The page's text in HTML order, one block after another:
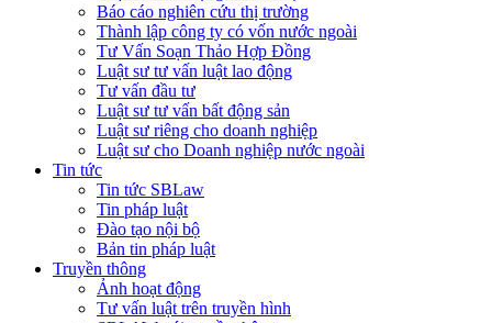
Báo cáo nghiên cứu thị trường
Thành lập công ty có vốn nước ngoài
Tư Vấn Soạn Thảo Hợp Đồng
Luật sư tư vấn luật lao động
Tư vấn đầu tư
Luật sư tư vấn bất động sản
Luật sư riêng cho doanh nghiệp
Luật sư cho Doanh nghiệp nước ngoài
Tin tức
Tin tức SBLaw
Tin pháp luật
Đào tạo nội bộ
Bản tin pháp luật
Truyền thông
Ảnh hoạt động
Tư vấn luật trên truyền hình